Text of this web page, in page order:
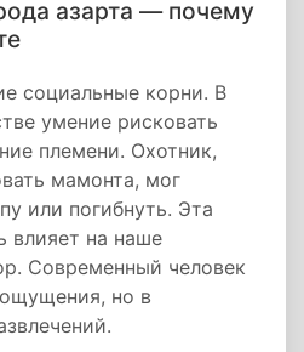
азарта — почему
социальные корни. В
умение рисковать
племени. Охотник,
мамонта, мог
или погибнуть. Эта
влияет на наше
Современный человек
но в